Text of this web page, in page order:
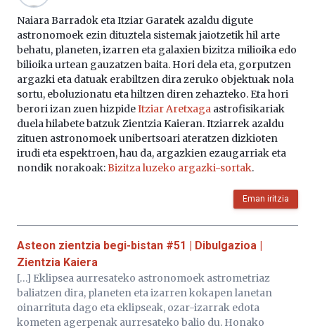
Naiara Barradok eta Itziar Garatek azaldu digute
astronomoek ezin dituztela sistemak jaiotzetik hil arte
behatu, planeten, izarren eta galaxien bizitza milioika edo
bilioika urtean gauzatzen baita. Hori dela eta, gorputzen
argazki eta datuak erabiltzen dira zeruko objektuak nola
sortu, eboluzionatu eta hiltzen diren zehazteko. Eta hori
berori izan zuen hizpideItziar Aretxaga astrofisikariak
duela hilabete batzuk Zientzia Kaieran. Itziarrek azaldu
zituen astronomoek unibertsoari ateratzen dizkioten
irudi eta espektroen, hau da, argazkien ezaugarriak eta
nondik norakoak:Bizitza luzeko argazki-sortak.
Eman iritzia
Asteon zientzia begi-bistan #51 | Dibulgazioa |
Zientzia Kaiera
[…] Eklipsea aurresateko astronomoek astrometriaz
baliatzen dira, planeten eta izarren kokapen lanetan
oinarrituta dago eta eklipseak, ozar-izarrak edota
kometen agerpenak aurresateko balio du. Honako